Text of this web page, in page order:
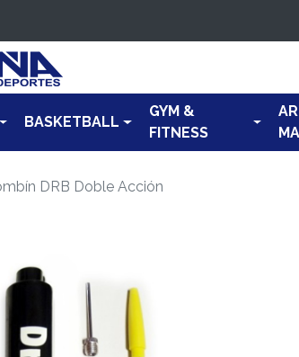
BASKETBALL
GYM &
FITNESS
DRB Doble Acción